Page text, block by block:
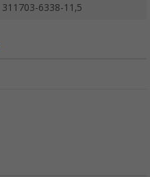
311703-6338-11,5